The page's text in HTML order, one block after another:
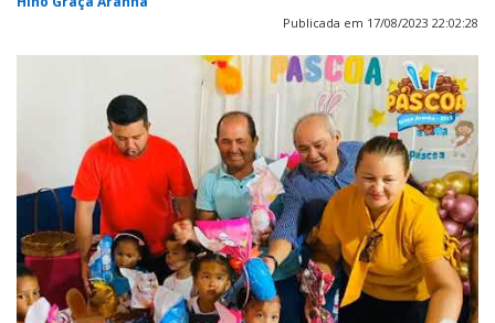
Publicada em 17/08/2023 22:02:28